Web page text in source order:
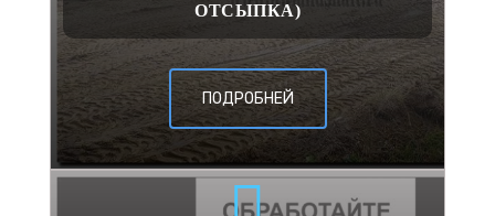
ОТСЫПКА)
ПОДРОБНЕЙ